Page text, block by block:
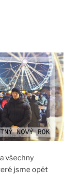
všechny
jsme opět